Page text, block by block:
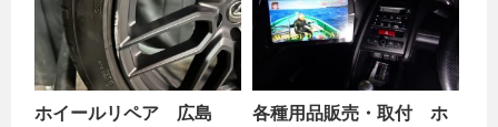
ホイールリペア 広島
各種用品販売・取付 ホ